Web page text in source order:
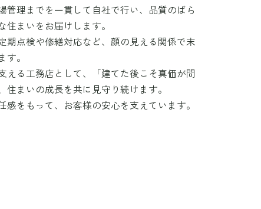
管理までを一貫して自社で行い、品質のばら
住まいをお届けします。
期点検や修繕対応など、顔の見える関係で末
。
える工務店として、「建てた後こそ真価が問
住まいの成長を共に見守り続けます。
感をもって、お客様の安心を支えています。